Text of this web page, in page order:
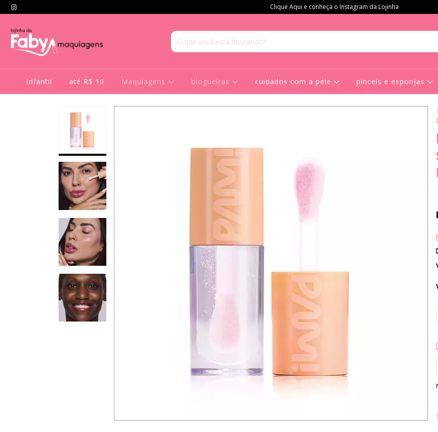
Clique Aqui e conheça o Instagram da Lojinha
Infantil até R$ 10 Maquiagens blogueiras cuidados com a pele pinceis e esponjas